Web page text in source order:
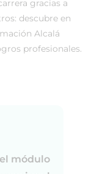
gracias a
descubre en
Alcalá
profesionales.
módulo